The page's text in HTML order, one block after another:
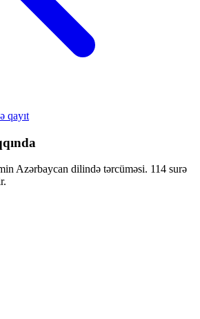
qayıt
Azərbaycan dilində tərcüməsi. 114 surə